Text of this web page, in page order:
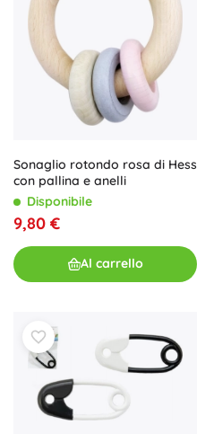
Sonaglio rotondo rosa di Hess
con pallina e anelli
Disponibile
9,80 €
Al carrello